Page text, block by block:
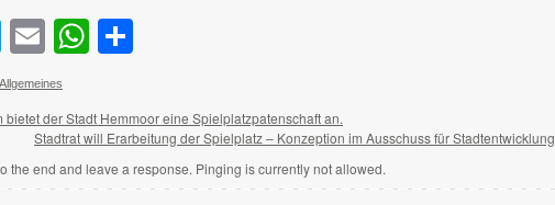
TwitterEmailWhatsApp
Allgemeines
bietet der Stadt Hemmoor eine Spielplatzpatenschaft an.
Stadtrat will Erarbeitung der Spielplatz – Konzeption im Ausschuss für Stadtentwicklung
the end and leave a response. Pinging is currently not allowed.